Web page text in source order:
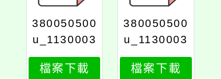
380050500
u_1130003
895_attach
2
檔案下載
380050500
u_1130003
895_attach
1
檔案下載